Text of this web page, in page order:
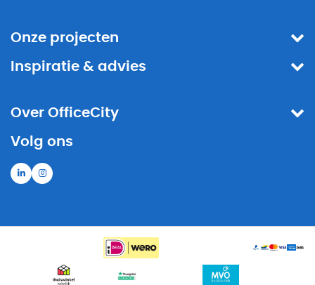
Onze projecten
Inspiratie & advies
Over OfficeCity
Volg ons